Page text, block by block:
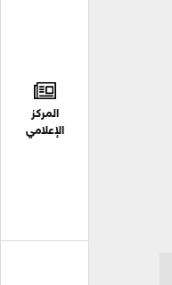
المركز
الإعلامي